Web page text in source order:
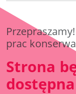
prac
Strona